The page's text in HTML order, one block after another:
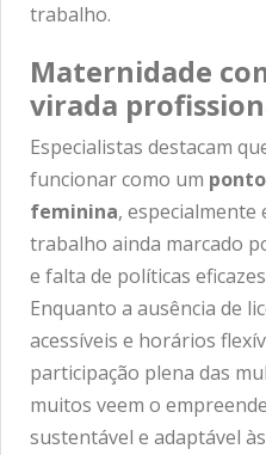
trabalho.
Maternidade
virada
Especialistas destacam
funcionar como um
feminina, especialmente
trabalho ainda marcado
e falta de políticas
Enquanto a ausência de
acessíveis e horários
participação plena das
muitos veem o
sustentável e adaptável